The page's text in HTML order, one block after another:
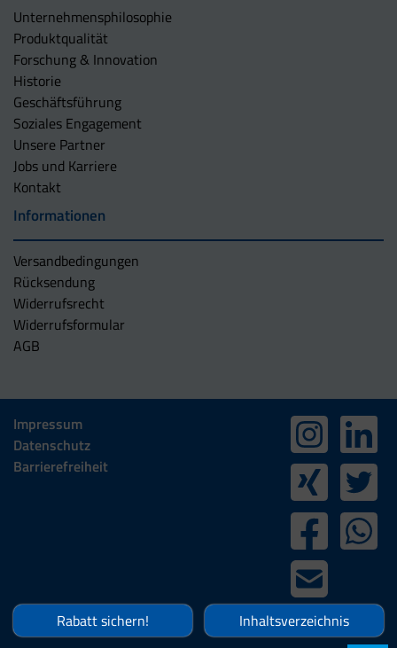
Unternehmens­philosophie
Produktqualität
Forschung & Innovation
Historie
Geschäftsführung
Soziales Engagement
Unsere Partner
Jobs und Karriere
Kontakt
Informationen
Versandbedingungen
Rücksendung
Widerrufsrecht
Widerrufsformular
AGB
Impressum
Datenschutz
Barrierefreiheit
Rabatt sichern! Inhaltsverzeichnis